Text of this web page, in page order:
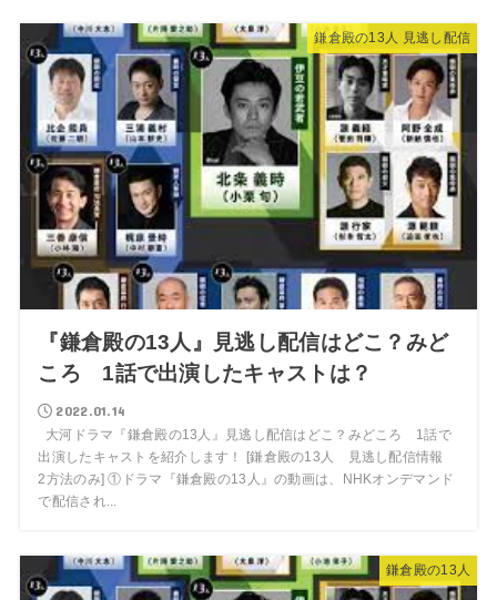
鎌倉殿の13人 見逃し配信
『鎌倉殿の13人』見逃し配信はどこ？みど
ころ 1話で出演したキャストは？
2022.01.14
大河ドラマ『鎌倉殿の13人』見逃し配信はどこ？みどころ 1話で
出演したキャストを紹介します！ [鎌倉殿の13人 見逃し配信情報
2方法のみ] ①ドラマ『鎌倉殿の13人』の動画は、NHKオンデマンド
で配信され...
鎌倉殿の13人